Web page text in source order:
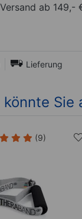
ab 149,-
Lieferung
könnte Sie
(9)